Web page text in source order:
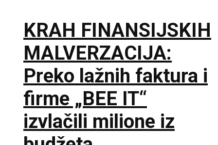
KRAH FINANSIJSKIH
MALVERZACIJA:
Preko lažnih faktura i
firme „BEE IT“
izvlačili milione iz